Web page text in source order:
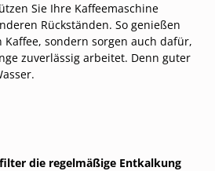
Sie Ihre Kaffeemaschine
Rückständen. So genießen
sondern sorgen auch dafür,
zuverlässig arbeitet. Denn guter
die regelmäßige Entkalkung